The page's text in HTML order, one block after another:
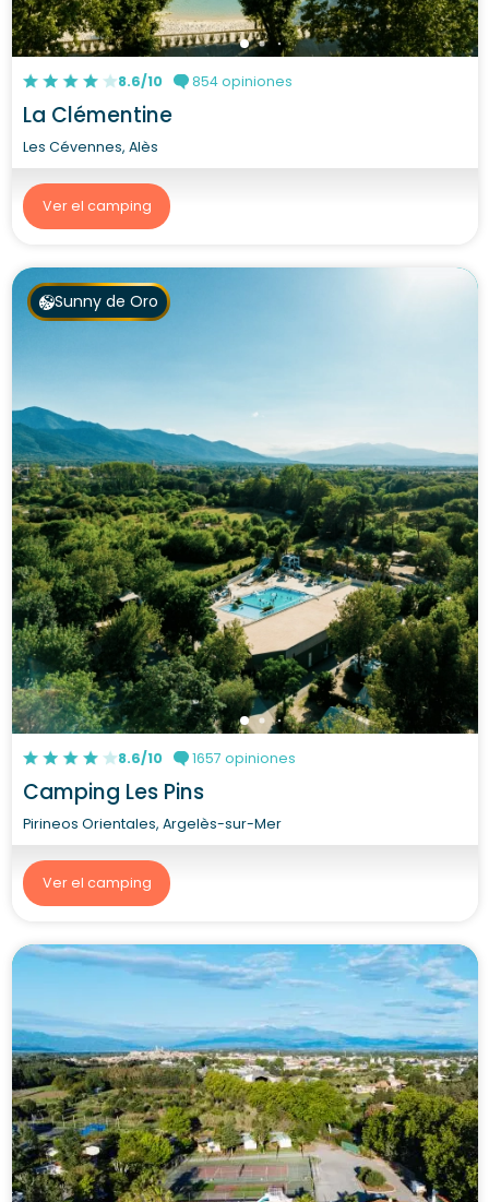
8.6/10 854 opiniones
La Clémentine
Les Cévennes, Alès
Ver el camping
Sunny de Oro
8.6/10 1657 opiniones
Camping Les Pins
Pirineos Orientales, Argelès-sur-Mer
Ver el camping